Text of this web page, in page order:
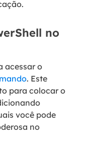
no
acessar o
. Este
para colocar o
você pode
no